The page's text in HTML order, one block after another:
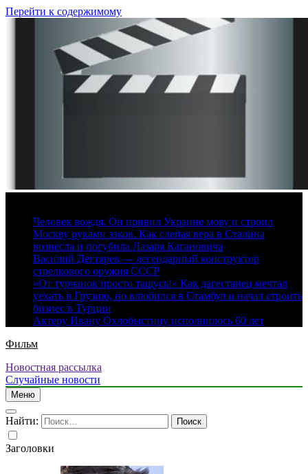
Перейти к содержимому
Человек вождя. Он привил Украине мову и строил
Москву руками зэков. Как слепая вера в Сталина
вознесла и погубила Лазаря Кагановича
Василий Дегтярев — легендарный конструктор
стрелкового оружия СССР
«От турчанок просто тащусь!» Как дагестанец мечтал
уехать в Грузию, но влюбился в Стамбул и начал строить
бизнес в Турции
Актеру Ивану Охлобыстину исполнилось 60 лет
Фильм
Новостная рассылка
Случайные новости
Меню
Найти:
Заголовки